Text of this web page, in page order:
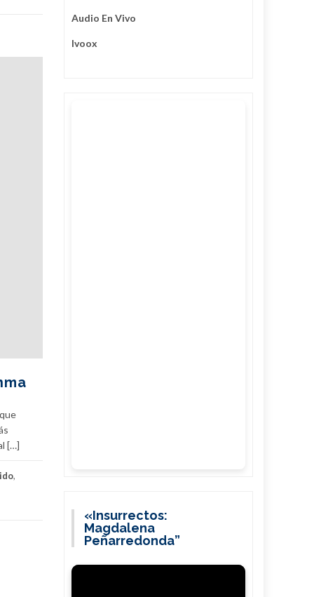
[…]
,
Audio En Vivo
Ivoox
«Insurrectos:
Magdalena
Peñarredonda”